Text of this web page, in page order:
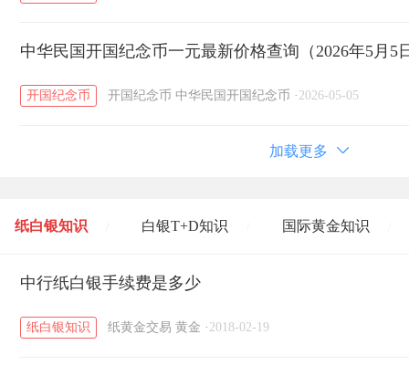
中华民国开国纪念币一元最新价格查询（2026年5月5
开国纪念币 开国纪念币 中华民国开国纪念币 · 2026-05-05
加载更多
纸白银知识 白银T+D知识 国际黄金知识
黄金T+D知识 / 粤贵银知识
中行纸白银手续费是多少
纸白银知识 纸黄金交易 黄金 · 2018-02-19